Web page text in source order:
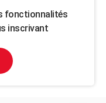
fonctionnalités
inscrivant